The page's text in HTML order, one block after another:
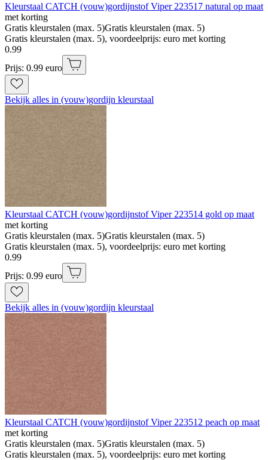
Kleurstaal CATCH (vouw)gordijnstof Viper 223517 natural op maat
met korting
Gratis kleurstalen (max. 5)Gratis kleurstalen (max. 5)
Gratis kleurstalen (max. 5), voordeelprijs: euro met korting
0.99
Prijs: 0.99 euro
Bekijk alles in (vouw)gordijn kleurstaal
Kleurstaal CATCH (vouw)gordijnstof Viper 223514 gold op maat
met korting
Gratis kleurstalen (max. 5)Gratis kleurstalen (max. 5)
Gratis kleurstalen (max. 5), voordeelprijs: euro met korting
0.99
Prijs: 0.99 euro
Bekijk alles in (vouw)gordijn kleurstaal
Kleurstaal CATCH (vouw)gordijnstof Viper 223512 peach op maat
met korting
Gratis kleurstalen (max. 5)Gratis kleurstalen (max. 5)
Gratis kleurstalen (max. 5), voordeelprijs: euro met korting